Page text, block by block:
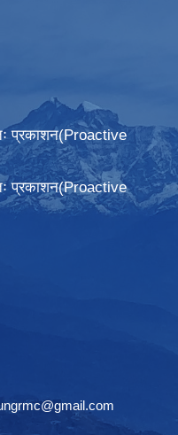
प्रकाशन(Proactive
प्रकाशन(Proactive